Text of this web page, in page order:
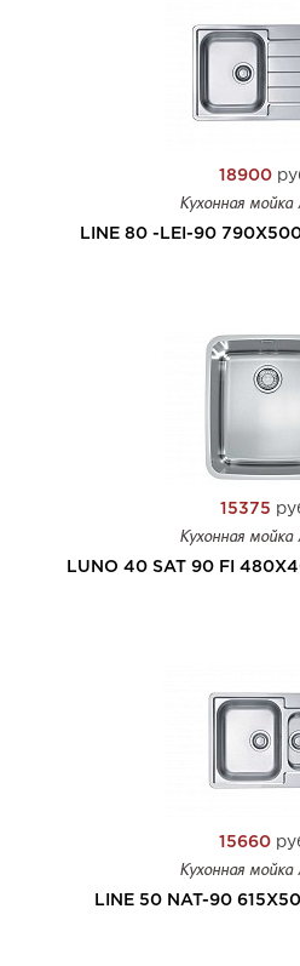
18900
Кухонная мойка
LINE 80 -LEI-90
15375
Кухонная мойка
LUNO 40 SAT 90 FI
15660
Кухонная мойка
LINE 50 NAT-90